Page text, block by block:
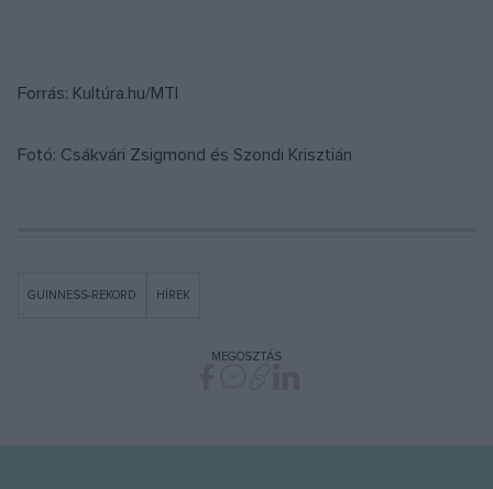
Forrás: Kultúra.hu/MTI
Fotó: Csákvári Zsigmond és Szondi Krisztián
GUINNESS-REKORD HÍREK
MEGOSZTÁS